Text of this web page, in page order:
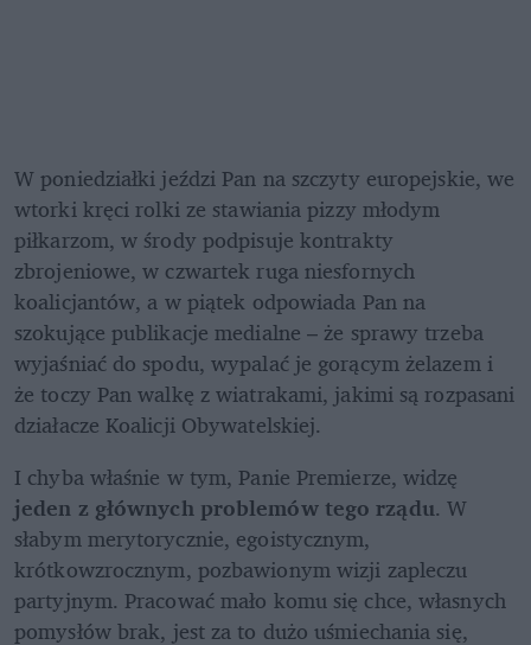
W poniedziałki jeździ Pan na szczyty europejskie, we
wtorki kręci rolki ze stawiania pizzy młodym
piłkarzom, w środy podpisuje kontrakty
zbrojeniowe, w czwartek ruga niesfornych
koalicjantów, a w piątek odpowiada Pan na
szokujące publikacje medialne – że sprawy trzeba
wyjaśniać do spodu, wypalać je gorącym żelazem i
że toczy Pan walkę z wiatrakami, jakimi są rozpasani
działacze Koalicji Obywatelskiej.
I chyba właśnie w tym, Panie Premierze, widzę
jeden z głównych problemów tego rządu. W
słabym merytorycznie, egoistycznym,
krótkowzrocznym, pozbawionym wizji zapleczu
partyjnym. Pracować mało komu się chce, własnych
pomysłów brak, jest za to dużo uśmiechania się,